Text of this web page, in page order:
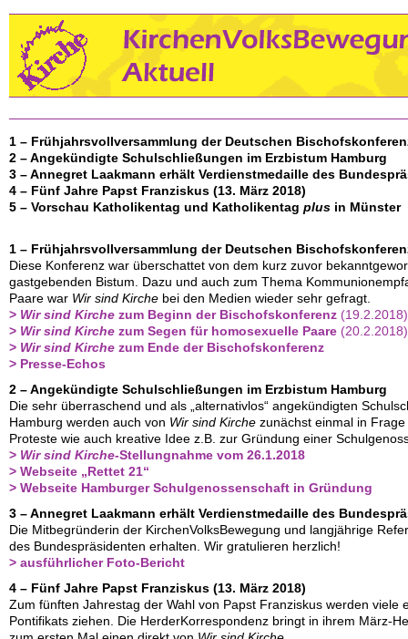
1 – Frühjahrsvollversammlung der Deutschen
2 – Angekündigte Schulschließungen im Erzbistum Hamburg
3 – Annegret Laakmann erhält Verdienstmedaille des
4 – Fünf Jahre Papst Franziskus (13. März 2018)
5 – Vorschau Katholikentag und Katholikentag plus in Münster
1 – Frühjahrsvollversammlung der Deutschen
Diese Konferenz war überschattet von dem kurz zuvor
gastgebenden Bistum. Dazu und auch zum Thema
Paare war Wir sind Kirche bei den Medien wieder sehr gefragt.
> Wir sind Kirche zum Beginn der Bischofskonferenz (19.2.2018)
> Wir sind Kirche zum Segen für homosexuelle Paare (20.2.2018)
> Wir sind Kirche zum Ende der Bischofskonferenz
> Presse-Echos
2 – Angekündigte Schulschließungen im Erzbistum Hamburg
Die sehr überraschend und als „alternativlos“ angekündigten
Hamburg werden auch von Wir sind Kirche zunächst einmal in
Proteste wie auch kreative Idee z.B. zur Gründung einer
> Wir sind Kirche-Stellungnahme vom 26.1.2018
> Webseite „Rettet 21“
> Webseite Hamburger Schulgenossenschaft in Gründung
3 – Annegret Laakmann erhält Verdienstmedaille des
Die Mitbegründerin der KirchenVolksBewegung und langjährige
des Bundespräsidenten erhalten. Wir gratulieren herzlich!
> ausführlicher Foto-Bericht
4 – Fünf Jahre Papst Franziskus (13. März 2018)
Zum fünften Jahrestag der Wahl von Papst Franziskus werden viele
Pontifikats ziehen. Die HerderKorrespondenz bringt in ihrem März-